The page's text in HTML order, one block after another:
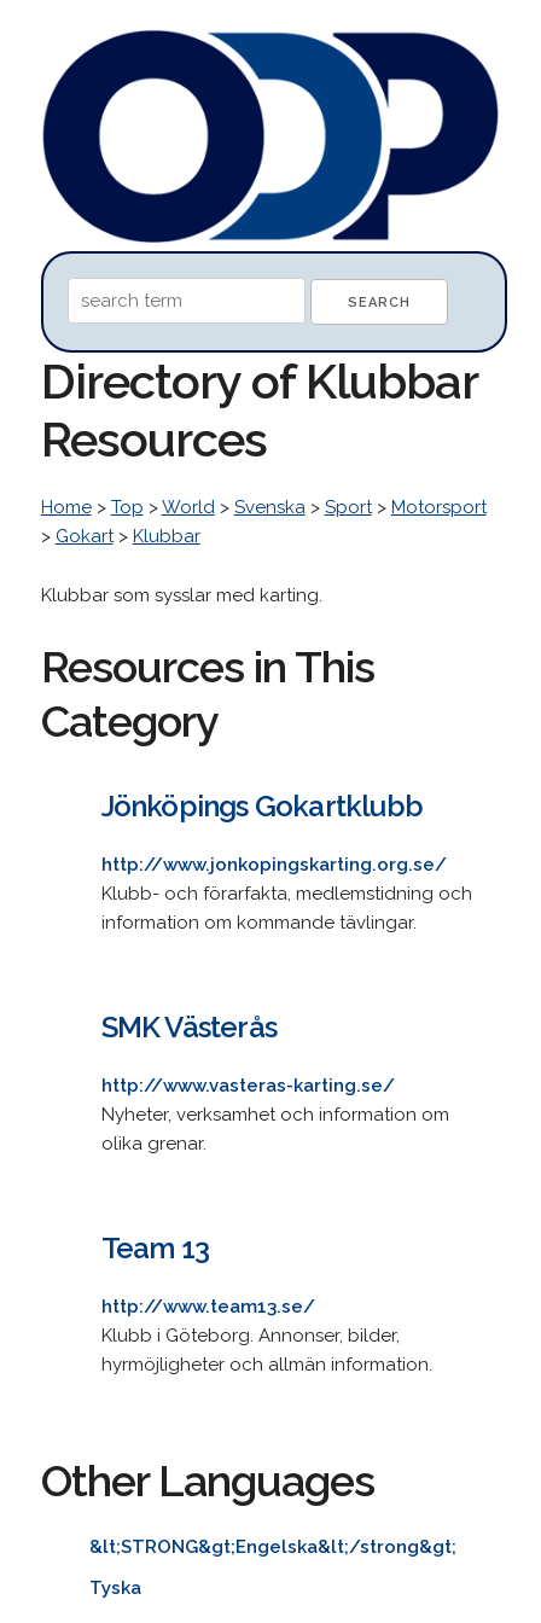
Directory of Klubbar
Resources
Home> Top >World> Svenska> Sport> Motorsport
> Gokart> Klubbar
Klubbar som sysslar med karting.
Resources in This
Category
Jönköpings Gokartklubb
http://www.jonkopingskarting.org.se/
Klubb- och förarfakta, medlemstidning och
information om kommande tävlingar.
SMK Västerås
http://www.vasteras-karting.se/
Nyheter, verksamhet och information om
olika grenar.
Team 13
http://www.team13.se/
Klubb i Göteborg. Annonser, bilder,
hyrmöjligheter och allmän information.
Other Languages
&lt;STRONG&gt;Engelska&lt;/strong&gt;
Tyska